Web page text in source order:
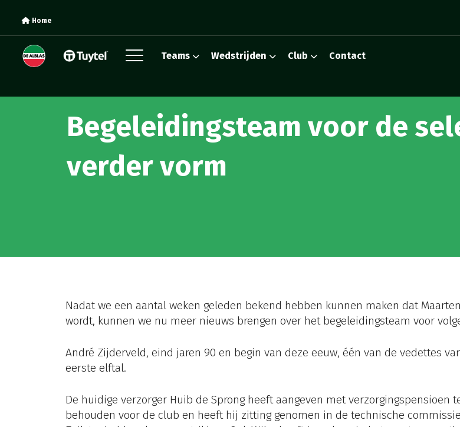
Home
Teams Wedstrijden Club Contact
Begeleidingsteam voor de
verder vorm
Nadat we een aantal weken geleden bekend hebben kunnen maken dat
wordt, kunnen we nu meer nieuws brengen over het begeleidingsteam voor
André Zijderveld, eind jaren 90 en begin van deze eeuw, één van de vedettes
eerste elftal.
De huidige verzorger Huib de Sprong heeft aangeven met
behouden voor de club en heeft hij zitting genomen in de technische